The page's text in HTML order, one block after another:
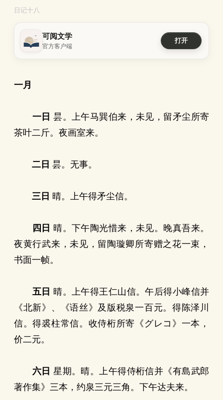
日记十八
可阅文学
官方客户端
打开
一月
一日 昙。上午马巽伯来，未见，留矛尘所寄
茶叶二斤。夜画室来。
二日 昙。无事。
三日 晴。上午得矛尘信。
四日 晴。下午陶光惜来，未见。晚真吾来。
夜黄行武来，未见，留陶璇卿所寄赠之花一束，
书面一帧。
五日 晴。上午得王仁山信。午后得小峰信并
《北新》、《语丝》及版税泉一百元。得陈泽川
信。得裘柱常信。收侍桁所寄《グレコ》一本，
价二元。
六日 星期。晴。上午得侍桁信并《有島武郎
著作集》三本，约泉三元三角。下午达夫来。